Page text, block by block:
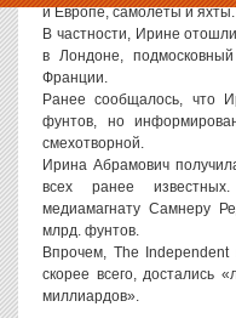
и Европе, самолеты и яхты.
В частности, Ирине
в Лондоне,
Франции.
Ранее сообщалось, что
фунтов, но
смехотворной.
Ирина Абрамович
всех ранее
медиамагнату Самнеру
млрд. фунтов.
Впрочем, The
скорее всего, достались
миллиардов».